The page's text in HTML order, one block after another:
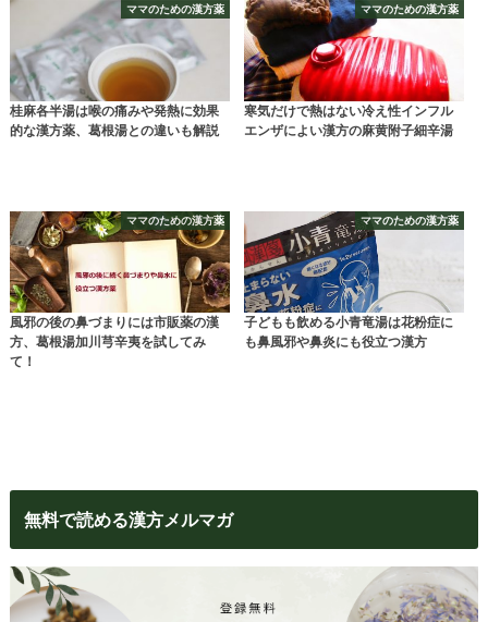
ママのための漢方薬
桂麻各半湯は喉の痛みや発熱に効果
的な漢方薬、葛根湯との違いも解説
ママのための漢方薬
寒気だけで熱はない冷え性インフル
エンザによい漢方の麻黄附子細辛湯
ママのための漢方薬
風邪の後の鼻づまりには市販薬の漢
方、葛根湯加川芎辛夷を試してみ
て！
ママのための漢方薬
子どもも飲める小青竜湯は花粉症に
も鼻風邪や鼻炎にも役立つ漢方
無料で読める漢方メルマガ